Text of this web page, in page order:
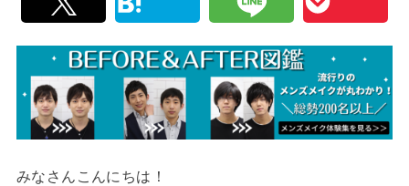
みなさんこんにちは！